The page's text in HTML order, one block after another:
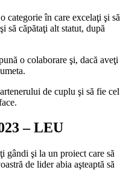
categorie în care excelaţi şi să
să căpătaţi alt statut, după
o colaborare şi, dacă aveţi
de cuplu şi să fie cel
– LEU
gândi şi la un proiect care să
de lider abia aşteaptă să